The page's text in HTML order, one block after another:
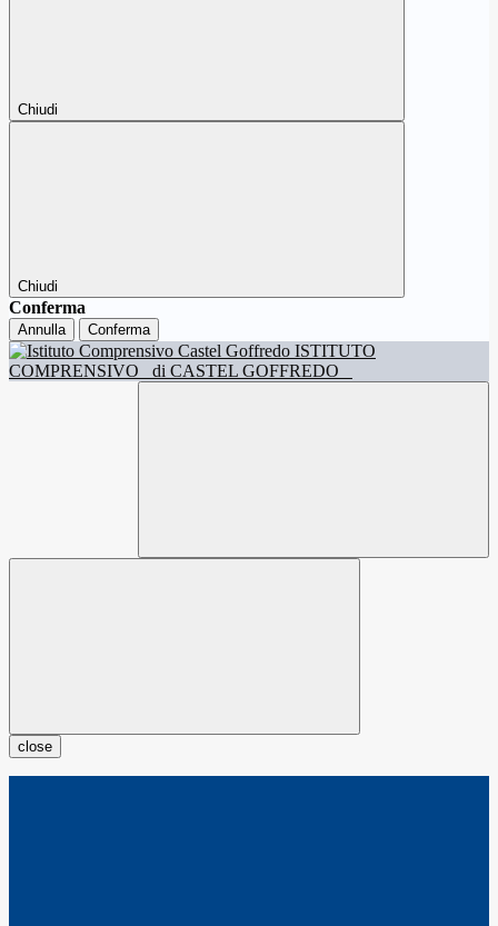
Chiudi
Chiudi
Conferma
Annulla Conferma
ISTITUTO
COMPRENSIVO
di CASTEL GOFFREDO
close